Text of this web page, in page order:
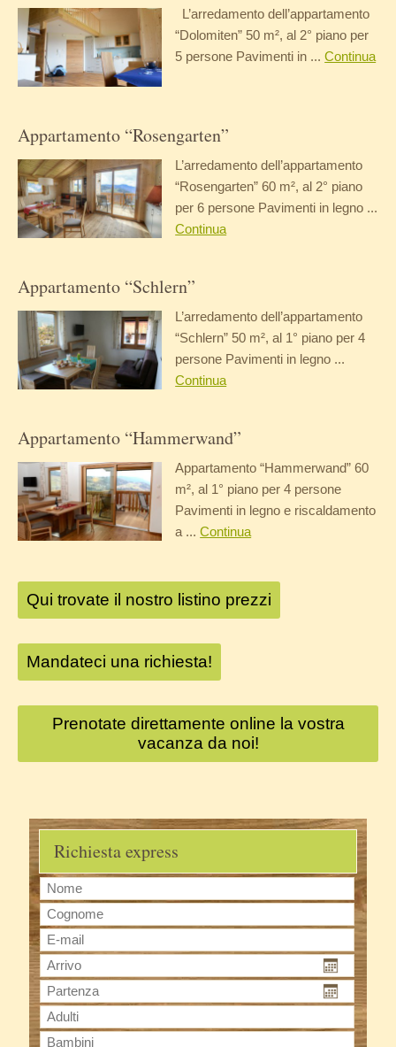
L’arredamento dell’appartamento
“Dolomiten” 50 m², al 2° piano per
5 persone Pavimenti in ...Continua
Appartamento “Rosengarten”
L’arredamento dell’appartamento
“Rosengarten” 60 m², al 2° piano
per 6 persone Pavimenti in legno ...
Continua
Appartamento “Schlern”
L’arredamento dell’appartamento
“Schlern” 50 m², al 1° piano per 4
persone Pavimenti in legno ...
Continua
Appartamento “Hammerwand”
Appartamento “Hammerwand” 60
m², al 1° piano per 4 persone
Pavimenti in legno e riscaldamento
a ...Continua
Qui trovate il nostro listino prezzi
Mandateci una richiesta!
Prenotate direttamente online la vostra
vacanza da noi!
Richiesta express